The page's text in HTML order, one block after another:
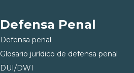
Defensa Penal
Defensa penal
Glosario jurídico de defensa penal
DUI/DWI